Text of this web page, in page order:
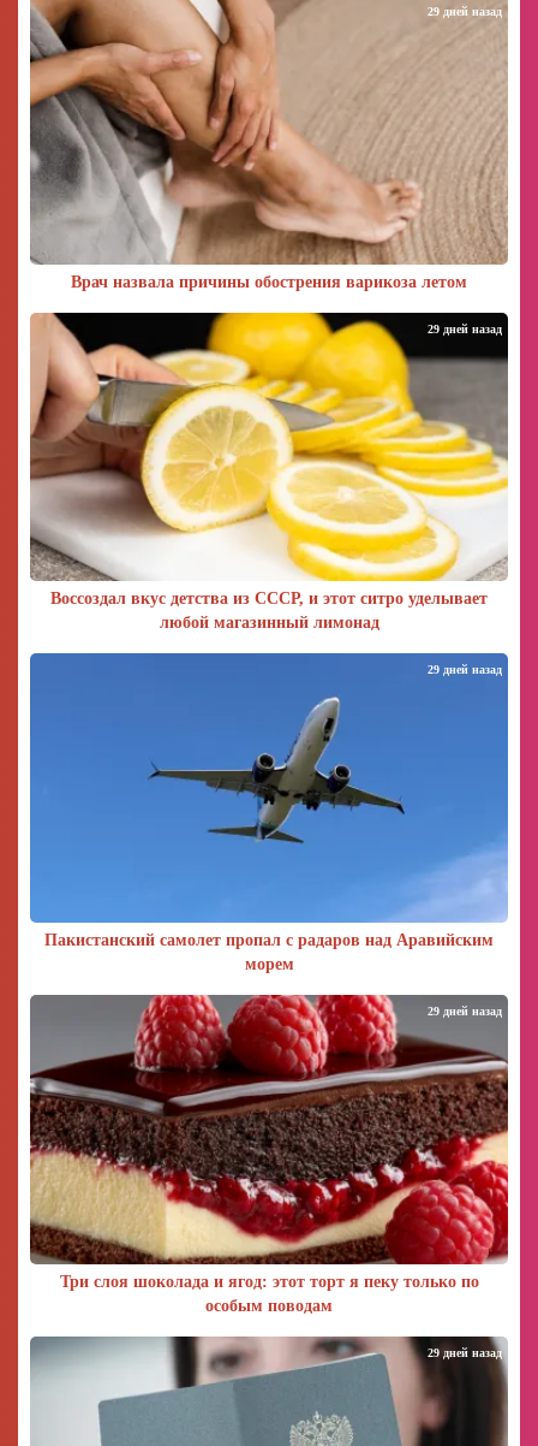
Врач назвала причины обострения варикоза летом
29 дней назад
Воссоздал вкус детства из СССР, и этот ситро уделывает
любой магазинный лимонад
29 дней назад
Пакистанский самолет пропал с радаров над Аравийским
морем
29 дней назад
Три слоя шоколада и ягод: этот торт я пеку только по
особым поводам
29 дней назад
29 дней назад